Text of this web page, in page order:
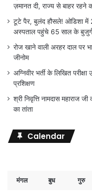
ज़मानत दी, राज्य से बाहर रहने
टूटे पैर, बुलंद हौसले! ओडिशा में
अस्पताल पहुंचे 65 साल के बुजुर्ग
रोज खाने वाली अरहर दाल पर
जीनोम
अग्निवीर भर्ती के लिखित परीक्षा
प्रशिक्षण
श्री निवृत्ति नामदास महाराज
का तांता
Calendar
मंगल बुध गुरु